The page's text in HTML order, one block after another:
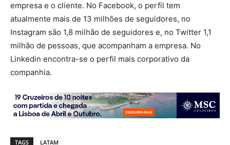
empresa e o cliente. No Facebook, o perfil tem
atualmente mais de 13 milhões de seguidores, no
Instagram são 1,8 milhão de seguidores e, no Twitter 1,1
milhão de pessoas, que acompanham a empresa. No
Linkedin encontra-se o perfil mais corporativo da
companhia.
TAGS LATAM